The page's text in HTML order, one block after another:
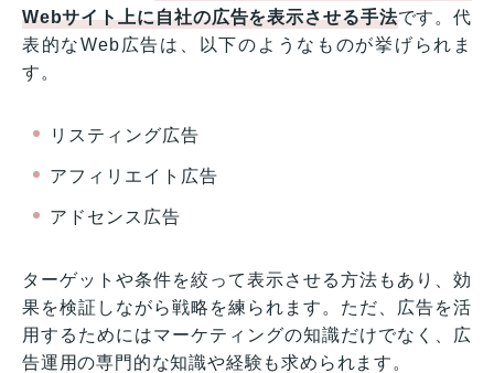
Webサイト上に自社の広告を表示させる手法です。代
表的なWeb広告は、以下のようなものが挙げられま
す。
リスティング広告
アフィリエイト広告
アドセンス広告
ターゲットや条件を絞って表示させる方法もあり、効
果を検証しながら戦略を練られます。ただ、広告を活
用するためにはマーケティングの知識だけでなく、広
告運用の専門的な知識や経験も求められます。